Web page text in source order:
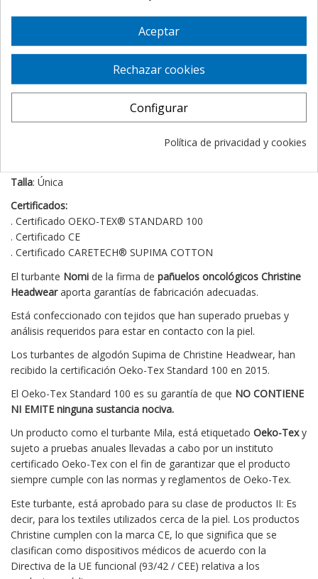
Gracias a sucomodidades apto tanto paasalircomo para estar
Su ajuste es perfecto gracias a la elasticidad del tejido y la
gomita que lleva en la nuca.
Este modelo está disponible en5 coloreslisos, perfecto como
fondo de armario para combinar con toda tu ropa.
Talla: Única
Certificados:
. Certificado OEKO-TEX® STANDARD 100
. Certificado CE
. Certificado CARETECH® SUPIMA COTTON
El turbante Nomi de la firma de pañuelos oncológicos Christine
Headwearaporta garantías de fabricación adecuadas.
Está confeccionado con tejidos que han superado pruebas y
análisis requeridos para estar en contacto con la piel.
Los turbantes de algodón Supima de Christine Headwear, han
recibido la certificación Oeko-Tex Standard 100 en 2015.
El Oeko-Tex Standard 100 es su garantía de que NO CONTIENE
NI EMITE ninguna sustancia nociva.
Un producto como el turbante Mila, está etiquetado Oeko-Texy
sujeto a pruebas anuales llevadas a cabo por un instituto
certificado Oeko-Tex con el fin de garantizar que el producto
siempre cumple con las normas y reglamentos de Oeko-Tex.
Este turbante, está aprobado para su clase de productos II: Es
decir, para los textiles utilizados cerca de la piel. Los productos
Christine cumplen con la marca CE, lo que significa que se
clasifican como dispositivos médicos de acuerdo con la
Directiva de la UE funcional (93/42 / CEE) relativa a los
Aceptar
Rechazar cookies
Configurar
Política de privacidad y cookies